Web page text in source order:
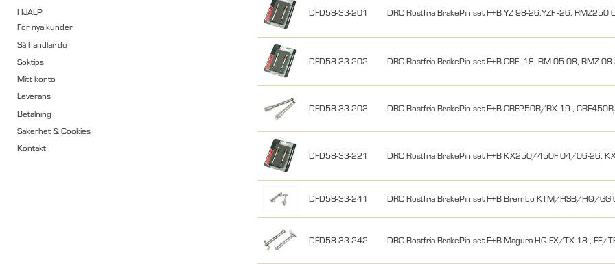
HJÄLP
För nya kunder
Så handlar du
Söktips
Mitt konto
Leverans
Betalning
Säkerhet & Cookies
Kontakt
DFD58-33-201 DRC Rostfria BrakePin set F+B YZ 98-26,YZF -26,
DFD58-33-202 DRC Rostfria BrakePin set F+B CRF -18, RM 05-08, RMZ
DFD58-33-203 DRC Rostfria BrakePin set F+B CRF250R/RX 19-,
DFD58-33-221 DRC Rostfria BrakePin set F+B KX250/450F 04/06-26,
DFD58-33-241 DRC Rostfria BrakePin set F+B Brembo KTM/HSB/HQ/GG
DFD58-33-242 DRC Rostfria BrakePin set F+B Magura HQ FX/TX 18-, FE/